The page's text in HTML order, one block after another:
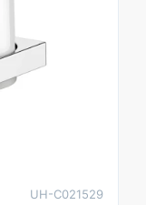
UH-C021529